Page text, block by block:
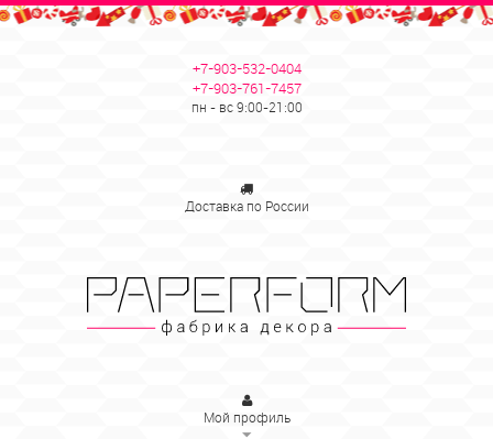
+7-903-532-0404
+7-903-761-7457
пн - вс 9:00-21:00
Доставка по России
Мой профиль